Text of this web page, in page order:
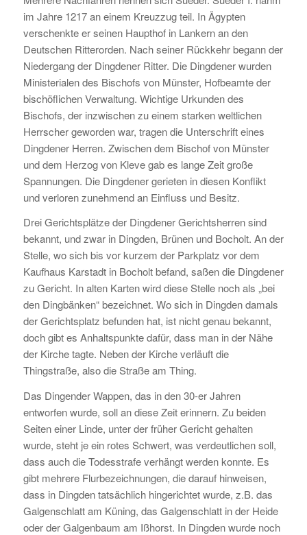
im Jahre 1217 an einem Kreuzzug teil. In Ägypten
verschenkte er seinen Haupthof in Lankern an den
Deutschen Ritterorden. Nach seiner Rückkehr begann der
Niedergang der Dingdener Ritter. Die Dingdener wurden
Ministerialen des Bischofs von Münster, Hofbeamte der
bischöflichen Verwaltung. Wichtige Urkunden des
Bischofs, der inzwischen zu einem starken weltlichen
Herrscher geworden war, tragen die Unterschrift eines
Dingdener Herren. Zwischen dem Bischof von Münster
und dem Herzog von Kleve gab es lange Zeit große
Spannungen. Die Dingdener gerieten in diesen Konflikt
und verloren zunehmend an Einfluss und Besitz.
Drei Gerichtsplätze der Dingdener Gerichtsherren sind
bekannt, und zwar in Dingden, Brünen und Bocholt. An der
Stelle, wo sich bis vor kurzem der Parkplatz vor dem
Kaufhaus Karstadt in Bocholt befand, saßen die Dingdener
zu Gericht. In alten Karten wird diese Stelle noch als „bei
den Dingbänken“ bezeichnet. Wo sich in Dingden damals
der Gerichtsplatz befunden hat, ist nicht genau bekannt,
doch gibt es Anhaltspunkte dafür, dass man in der Nähe
der Kirche tagte. Neben der Kirche verläuft die
Thingstraße, also die Straße am Thing.
Das Dingender Wappen, das in den 30-er Jahren
entworfen wurde, soll an diese Zeit erinnern. Zu beiden
Seiten einer Linde, unter der früher Gericht gehalten
wurde, steht je ein rotes Schwert, was verdeutlichen soll,
dass auch die Todesstrafe verhängt werden konnte. Es
gibt mehrere Flurbezeichnungen, die darauf hinweisen,
dass in Dingden tatsächlich hingerichtet wurde, z.B. das
Galgenschlatt am Küning, das Galgenschlatt in der Heide
oder der Galgenbaum am Ißhorst. In Dingden wurde noch